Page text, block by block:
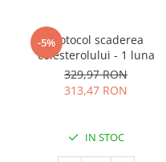
-5%Protocol scaderea
colesterolului - 1 luna
329,97 RON
313,47 RON
IN STOC